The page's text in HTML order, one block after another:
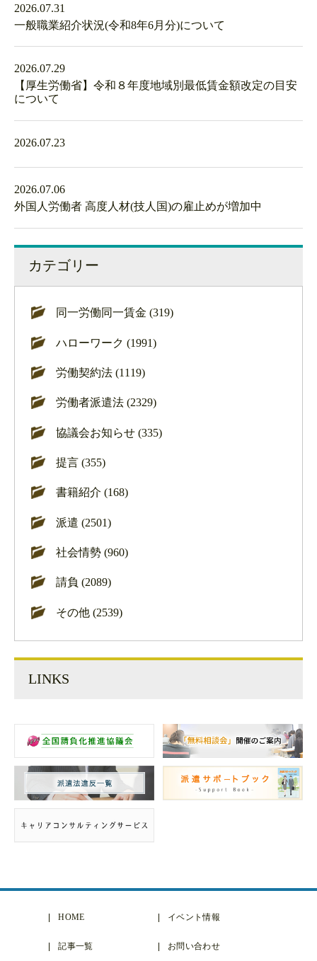
2026.07.31
一般職業紹介状況(令和8年6月分)について
2026.07.29
【厚生労働省】令和８年度地域別最低賃金額改定の目安
について
2026.07.23
2026.07.06
外国人労働者 高度人材(技人国)の雇止めが増加中
カテゴリー
同一労働同一賃金 (319)
ハローワーク (1991)
労働契約法 (1119)
労働者派遣法 (2329)
協議会お知らせ (335)
提言 (355)
書籍紹介 (168)
派遣 (2501)
社会情勢 (960)
請負 (2089)
その他 (2539)
LINKS
HOME イベント情報
記事一覧 お問い合わせ